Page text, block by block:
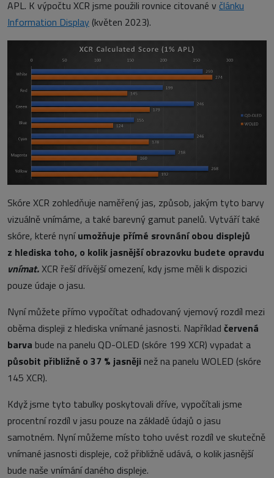
APL. K výpočtu XCR jsme použili rovnice citované v článku
Information Display (květen 2023).
Skóre XCR zohledňuje naměřený jas, způsob, jakým tyto barvy
vizuálně vnímáme, a také barevný gamut panelů. Vytváří také
skóre, které nyníumožňuje přímé srovnání obou displejů
z hlediska toho, o kolik jasnější obrazovku budete opravdu
vnímat.XCR řeší dřívější omezení, kdy jsme měli k dispozici
pouze údaje o jasu.
Nyní můžete přímo vypočítat odhadovaný vjemový rozdíl mezi
oběma displeji z hlediska vnímané jasnosti. Například červená
barva bude na panelu QD-OLED (skóre 199 XCR) vypadat a
působit přibližně o 37 % jasněji než na panelu WOLED (skóre
145 XCR).
Když jsme tyto tabulky poskytovali dříve, vypočítali jsme
procentní rozdíl v jasu pouze na základě údajů o jasu
samotném. Nyní můžeme místo toho uvést rozdíl ve skutečně
vnímané jasnosti displeje, což přibližně udává, o kolik jasnější
bude naše vnímání daného displeje.